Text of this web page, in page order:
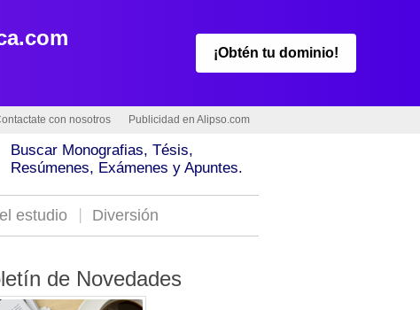
¡Obtén tu dominio!
con nosotros Publicidad en Alipso.com
Buscar Monografias, Tésis,
Resúmenes, Exámenes y Apuntes.
estudio Diversión
de Novedades